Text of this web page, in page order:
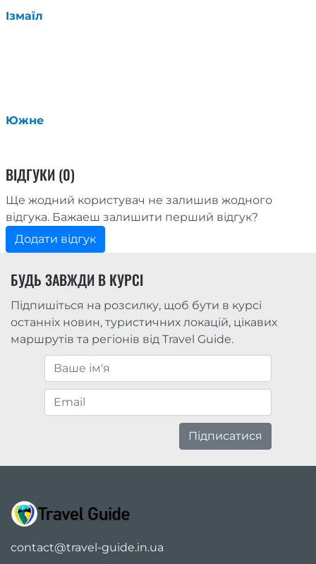
Ізмаїл
Южне
ВІДГУКИ (0)
Ще жодний користувач не залишив жодного
відгука. Бажаеш залишити перший відгук?
Додати відгук
БУДЬ ЗАВЖДИ В КУРСІ
Підпишіться на розсилку, щоб бути в курсі
останніх новин, туристичних локацій, цікавих
маршрутів та регіонів від Travel Guide.
Підписатися
contact@travel-guide.in.ua